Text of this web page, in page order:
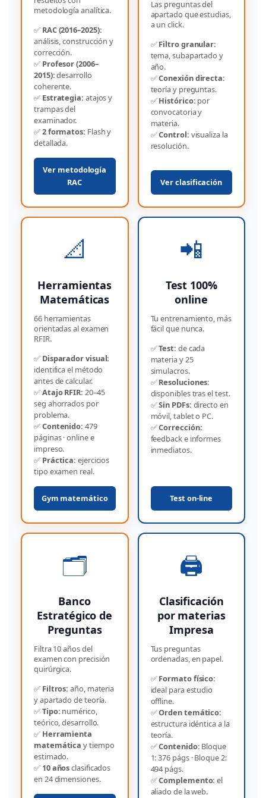
metodología analítica.
✅ RAC (2016–2025):
análisis, construcción y
corrección.
✅ Profesor (2006–
2015):desarrollo
coherente.
✅ Estrategia: atajos y
trampas del
examinador.
✅2 formatos: Flash y
detallada.
Ver metodología
RAC
Las preguntas del
apartado que estudias,
a un click.
✅Filtro granular:
tema, subapartado y
año.
✅Conexión directa:
teoría y preguntas.
✅Histórico: por
convocatoria y
materia.
✅Control: visualiza la
resolución.
Ver clasificación
📐
Herramientas
Matemáticas
66 herramientas
orientadas al examen
RFIR.
✅ Disparador visual:
identifica el método
antes de calcular.
✅Atajo RFIR: 20–45
seg ahorrados por
problema.
✅Contenido: 479
páginas · online e
impreso.
✅ Práctica: ejercicios
tipo examen real.
Gym matemático
📲
Test 100%
online
Tu entrenamiento, más
fácil que nunca.
✅Test: de cada
materia y 25
simulacros.
✅Resoluciones:
disponibles tras el test.
✅Sin PDFs: directo en
móvil, tablet o PC.
✅Corrección:
feedback e informes
inmediatos.
Test on-line
🗂️
Banco
Estratégico de
Preguntas
Filtra 10 años del
examen con precisión
quirúrgica.
✅ Filtros: año, materia
y apartado de teoría.
✅Tipo: numérico,
teórico, desarrollo.
✅ Herramienta
matemática y tiempo
estimado.
✅ 10 añosclasificados
en 24 dimensiones.
🖨️
Clasificación
por materias
Impresa
Tus preguntas
ordenadas, en papel.
✅Formato físico:
ideal para estudio
offline.
✅Orden temático:
estructura idéntica a la
teoría.
✅Contenido: Bloque
1: 376 págs · Bloque 2:
494 págs.
✅Complemento: el
aliado de la web.